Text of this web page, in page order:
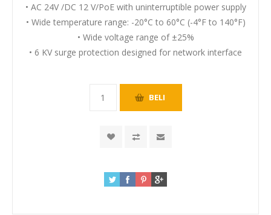
• AC 24V /DC 12 V/PoE with uninterruptible power supply
• Wide temperature range: -20°C to 60°C (-4°F to 140°F)
• Wide voltage range of ±25%
• 6 KV surge protection designed for network interface